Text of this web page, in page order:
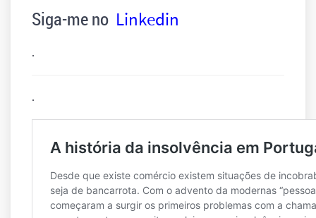
Siga-me no Linkedin
.
.